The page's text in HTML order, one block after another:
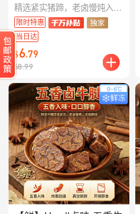
精选紧实猪蹄，老卤慢炖入味，香气浓郁持久。皮质软糯 Q 弹，肉质滑嫩入骨，满满胶原蛋白。真空包装锁住原汁原味，撕开即食。无论是深夜零食还是下酒佐餐，这两只大猪蹄都能满足你的胃！
限时特惠
当日达
$6.79
$8.99